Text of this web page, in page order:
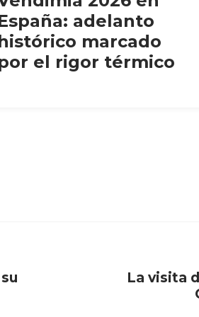
adelanto
marcado
el rigor térmico
La visita